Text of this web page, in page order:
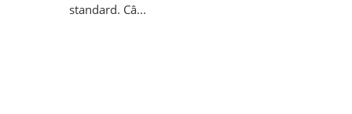
standard. Câ...